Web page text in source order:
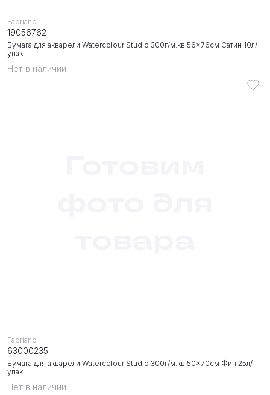
Нет в наличии
Бумага для акварели Watercolour Studio 300г/м.кв 56x76см Сатин 10л/
упак
Fabriano
19056762
Нет в наличии
Бумага для акварели Watercolour Studio 300г/м.кв 50x70см Фин 25л/
упак
Fabriano
63000235